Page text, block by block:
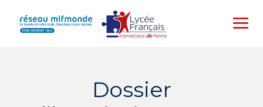
content
Dossier